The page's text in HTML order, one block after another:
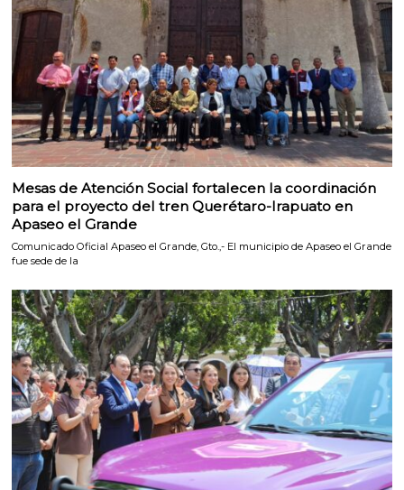
Mesas de Atención Social fortalecen la coordinación
para el proyecto del tren Querétaro-Irapuato en
Apaseo el Grande
Comunicado Oficial Apaseo el Grande, Gto.,- El municipio de Apaseo el Grande
fue sede de la